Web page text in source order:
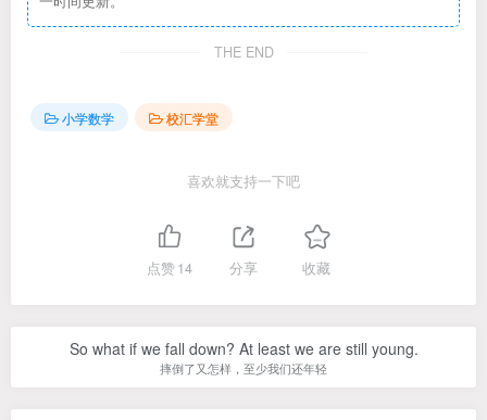
THE END
小学数学 校汇学堂
喜欢就支持一下吧
点赞14 分享 收藏
So what if we fall down? At least we are still young.
摔倒了又怎样，至少我们还年轻